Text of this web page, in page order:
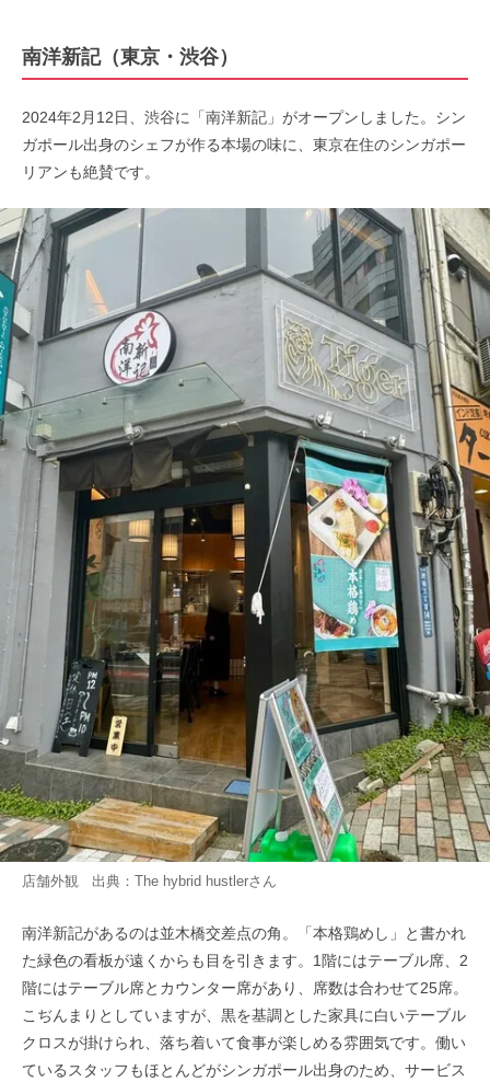
南洋新記（東京・渋谷）
2024年2月12日、渋谷に「南洋新記」がオープンしました。シン
ガポール出身のシェフが作る本場の味に、東京在住のシンガポー
リアンも絶賛です。
店舗外観 出典： The hybrid hustlerさん
南洋新記があるのは並木橋交差点の角。「本格鶏めし」と書かれ
た緑色の看板が遠くからも目を引きます。1階にはテーブル席、2
階にはテーブル席とカウンター席があり、席数は合わせて25席。
こぢんまりとしていますが、黒を基調とした家具に白いテーブル
クロスが掛けられ、落ち着いて食事が楽しめる雰囲気です。働い
ているスタッフもほとんどがシンガポール出身のため、サービス